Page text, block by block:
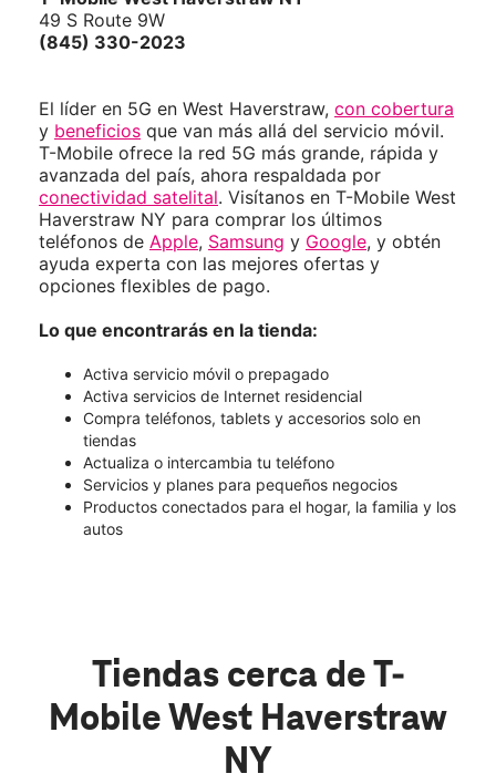
49 S Route 9W
(845) 330-2023
El líder en 5G en West Haverstraw, con cobertura
y beneficios que van más allá del servicio móvil.
T-Mobile ofrece la red 5G más grande, rápida y
avanzada del país, ahora respaldada por
conectividad satelital. Visítanos en T-Mobile West
Haverstraw NY para comprar los últimos
teléfonos de Apple, Samsung y Google, y obtén
ayuda experta con las mejores ofertas y
opciones flexibles de pago.
Lo que encontrarás en la tienda:
Activa servicio móvil o prepagado
Activa servicios de Internet residencial
Compra teléfonos, tablets y accesorios solo en
tiendas
Actualiza o intercambia tu teléfono
Servicios y planes para pequeños negocios
Productos conectados para el hogar, la familia y los
autos
Tiendas cerca de T-
Mobile West Haverstraw
NY